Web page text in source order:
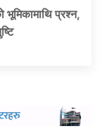
भूमिकामाथि प्रश्न,